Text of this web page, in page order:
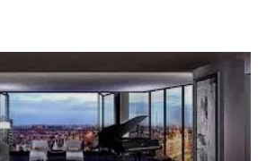
από 89 διαμερίσματα ενός, δύο
σε έξι κτήρια τεσσάρων και
σε οικιστική περιοχή στην
στο Δήμο Λεμεσού.